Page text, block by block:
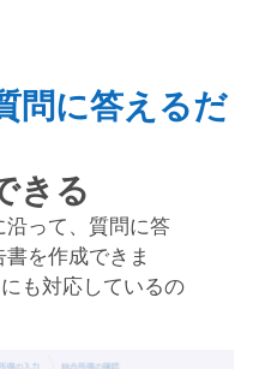
問に答えるだ
きる
って、質問に答
を作成できま
も対応しているの